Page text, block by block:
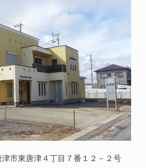
市東唐津４丁目７番１２－２号